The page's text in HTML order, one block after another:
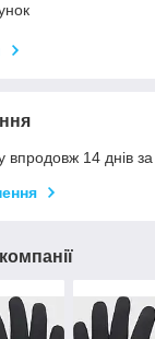
впродовж 14 днів